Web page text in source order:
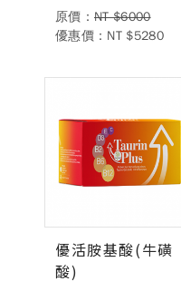
原價： NT $6000
優惠價：NT $5280
優活胺基酸(牛磺
酸)